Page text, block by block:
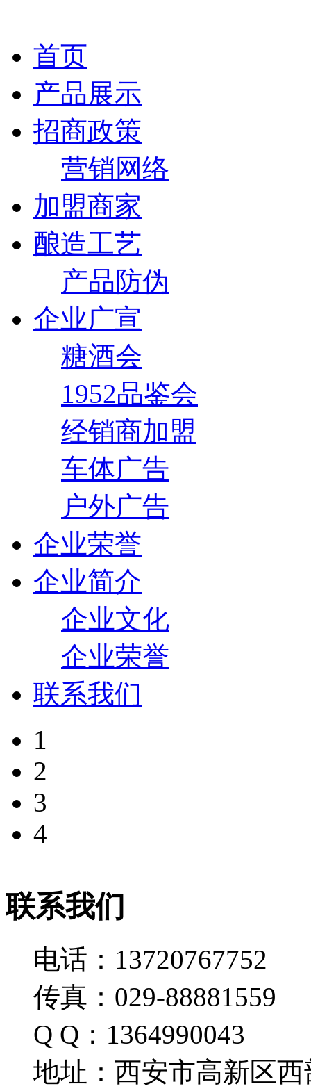
首页
产品展示
招商政策
营销网络
加盟商家
酿造工艺
产品防伪
企业广宣
糖酒会
1952品鉴会
经销商加盟
车体广告
户外广告
企业荣誉
企业简介
企业文化
企业荣誉
联系我们
1
2
3
4
联系我们
电话：13720767752
传真：029-88881559
Q Q：1364990043
地址：西安市高新区西